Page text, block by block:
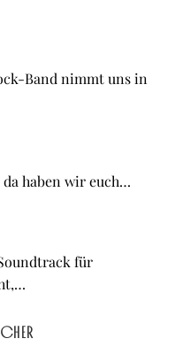
Band nimmt uns in
haben wir euch…
für